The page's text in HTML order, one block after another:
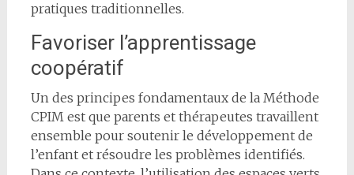
pratiques traditionnelles.
Favoriser l’apprentissage
coopératif
Un des principes fondamentaux de la Méthode
CPIM est que parents et thérapeutes travaillent
ensemble pour soutenir le développement de
l’enfant et résoudre les problèmes identifiés.